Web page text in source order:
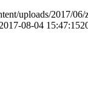
uploads/2017/
2017-08-04 15:47:15